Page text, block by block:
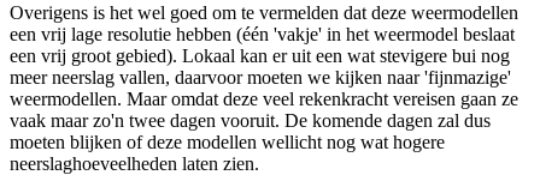
Overigens is het wel goed om te vermelden dat deze weermodellen
een vrij lage resolutie hebben (één 'vakje' in het weermodel beslaat
een vrij groot gebied). Lokaal kan er uit een wat stevigere bui nog
meer neerslag vallen, daarvoor moeten we kijken naar 'fijnmazige'
weermodellen. Maar omdat deze veel rekenkracht vereisen gaan ze
vaak maar zo'n twee dagen vooruit. De komende dagen zal dus
moeten blijken of deze modellen wellicht nog wat hogere
neerslaghoeveelheden laten zien.